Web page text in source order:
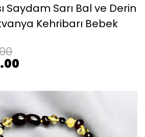
Saydam Sarı Bal ve Derin
Kehribarı Bebek